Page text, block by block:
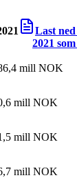
Last
2021
mill NOK
mill NOK
mill NOK
mill NOK